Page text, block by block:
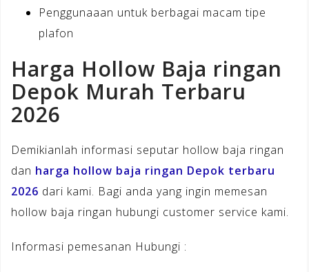
Penggunaaan untuk berbagai macam tipe
plafon
Harga Hollow Baja ringan
Depok Murah Terbaru
2026
Demikianlah informasi seputar hollow baja ringan
dan harga hollow baja ringan Depok terbaru
2026 dari kami. Bagi anda yang ingin memesan
hollow baja ringan hubungi customer service kami.
Informasi pemesanan Hubungi :